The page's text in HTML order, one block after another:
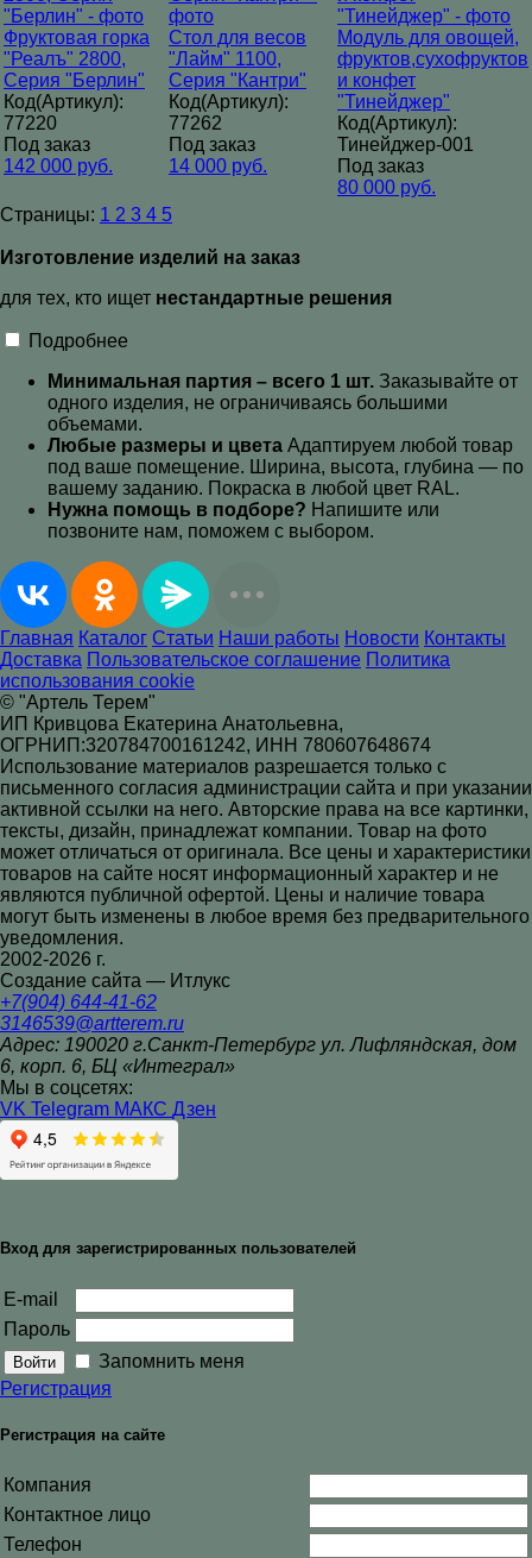
Фруктовая горка
"Реалъ" 2800,
Серия "Берлин"
Код(Артикул):
77220
Под заказ
142 000 руб.
Стол для весов
"Лайм" 1100,
Серия "Кантри"
Код(Артикул):
77262
Под заказ
14 000 руб.
Модуль для овощей,
фруктов,сухофруктов
и конфет
"Тинейджер"
Код(Артикул):
Тинейджер-001
Под заказ
80 000 руб.
Страницы: 1 2 3 4 5
Изготовление изделий на заказ
для тех, кто ищет нестандартные решения
Подробнее
Минимальная партия – всего 1 шт. Заказывайте от
одного изделия, не ограничиваясь большими
объемами.
Любые размеры и цвета Адаптируем любой товар
под ваше помещение. Ширина, высота, глубина — по
вашему заданию. Покраска в любой цвет RAL.
Нужна помощь в подборе? Напишите или
позвоните нам, поможем с выбором.
Главная Каталог Статьи Наши работы Новости Контакты
Доставка Пользовательское соглашение Политика
использования cookie
© "Артель Терем"
ИП Кривцова Екатерина Анатольевна,
ОГРНИП:320784700161242, ИНН 780607648674
Использование материалов разрешается только с
письменного согласия администрации сайта и при указании
активной ссылки на него. Авторские права на все картинки,
тексты, дизайн, принадлежат компании. Товар на фото
может отличаться от оригинала. Все цены и характеристики
товаров на сайте носят информационный характер и не
являются публичной офертой. Цены и наличие товара
могут быть изменены в любое время без предварительного
уведомления.
2002-2026 г.
Создание сайта — Итлукс
+7(904) 644-41-62
3146539@artterem.ru
Адрес: 190020 г.Санкт-Петербург ул. Лифляндская, дом
6, корп. 6, БЦ «Интеграл»
Мы в соцсетях:
VK Telegram МАКС Дзен
Вход для зарегистрированных пользователей
E-mail
Пароль
Запомнить меня
Регистрация
Регистрация на сайте
Компания
Контактное лицо
Телефон